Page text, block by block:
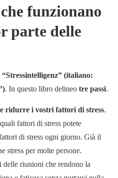
funzionano
parte delle
(italiano:
. In questo libro delineo tre passi.
ridurre i vostri fattori di stress.
fattori di stress potete
di stress ogni giorno. Già il
stress per molte persone.
delle riunioni che rendono la